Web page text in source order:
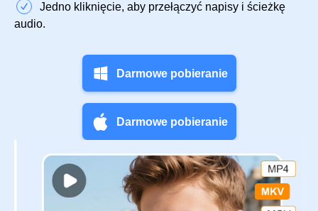
Jedno kliknięcie, aby przełączyć napisy i ścieżkę
audio.
Darmowe pobieranie
Darmowe pobieranie